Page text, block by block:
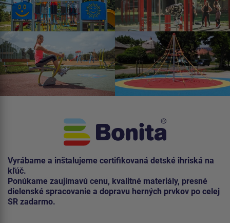
Vyrábame a inštalujeme certifikovaná detské ihriská na
kľúč.
Ponúkame zaujímavú cenu, kvalitné materiály, presné
dielenské spracovanie a dopravu herných prvkov po celej
SR zadarmo.